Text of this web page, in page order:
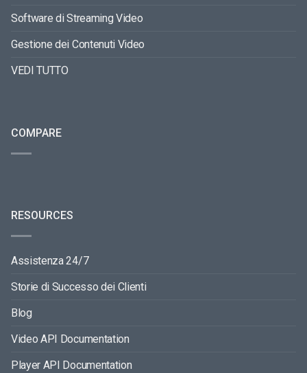
Software di Streaming Video
Gestione dei Contenuti Video
VEDI TUTTO
COMPARE
RESOURCES
Assistenza 24/7
Storie di Successo dei Clienti
Blog
Video API Documentation
Player API Documentation